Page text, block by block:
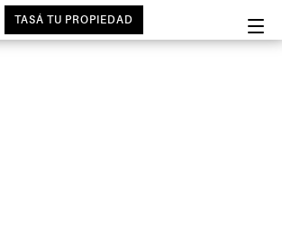
TASÁ TU PROPIEDAD